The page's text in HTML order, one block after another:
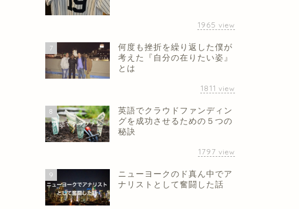
1965 view
7
何度も挫折を繰り返した僕が
考えた『自分の在りたい姿』
とは
1811 view
8
英語でクラウドファンディン
グを成功させるための５つの
秘訣
1797 view
9
ニューヨークのド真ん中でア
ナリストとして奮闘した話